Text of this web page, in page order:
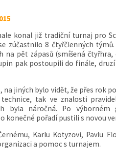
konal již tradiční turnaj pro
zúčastnilo 8 čtyřčlenných
pět zápasů (smíšená čtyřhra,
pak postoupili do finále,
jiných bylo vidět, že přes rok
tak ve znalosti
byla náročná. Po výborném
konečné pořadí pustili s novou
Karlu Kotyzovi, Pavlu
a pomoc s turnajem.